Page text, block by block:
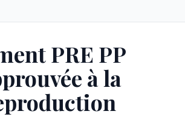
PRE PP
à la